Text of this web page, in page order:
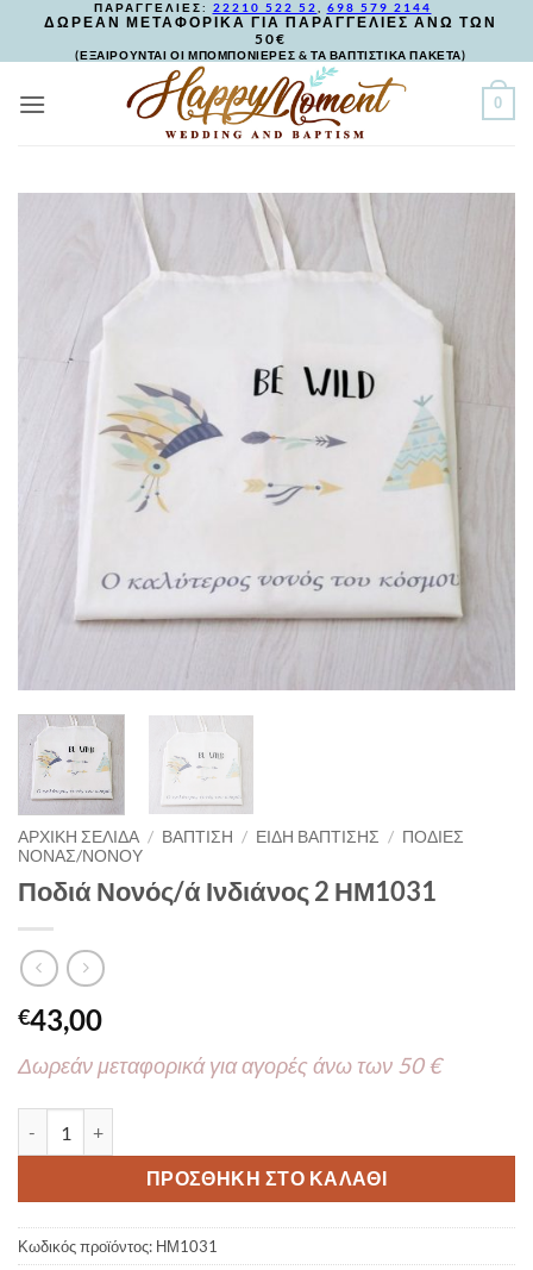
ΠΑΡΑΓΓΕΛΙΕΣ: 22210 522 52 698 579 2144
ΔΩΡΕΑΝ ΜΕΤΑΦΟΡΙΚΑ ΓΙΑ ΠΑΡΑΓΓΕΛΙΕΣ ΑΝΩ ΤΩΝ
50€
(ΕΞΑΙΡΟΥΝΤΑΙ ΟΙ ΜΠΟΜΠΟΝΙΕΡΕΣ & ΤΑ ΒΑΠΤΙΣΤΙΚΑ ΠΑΚΕΤΑ)
0
ΑΡΧΙΚΉ ΣΕΛΊΔΑ / ΒΑΠΤΙΣΗ / ΕΙΔΗ ΒΑΠΤΙΣΗΣ / ΠΟΔΙΕΣ
ΝΟΝΑΣ/ΝΟΝΟΥ
Ποδιά Νονός/ά Ινδιάνος 2 ΗΜ1031
€43,00
Δωρεάν μεταφορικά για αγορές άνω των 50 €
ΠΡΟΣΘΉΚΗ ΣΤΟ ΚΑΛΆΘΙ
Κωδικός προϊόντος: ΗΜ1031